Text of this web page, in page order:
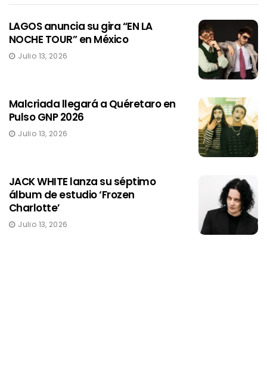
LAGOS anuncia su gira “EN LA
NOCHE TOUR” en México
Julio 13, 2026
Malcriada llegará a Quéretaro en
Pulso GNP 2026
Julio 13, 2026
JACK WHITE lanza su séptimo
álbum de estudio ‘Frozen
Charlotte’
Julio 13, 2026